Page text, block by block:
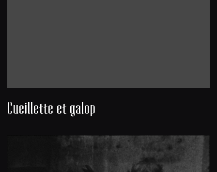
Cueillette et galop